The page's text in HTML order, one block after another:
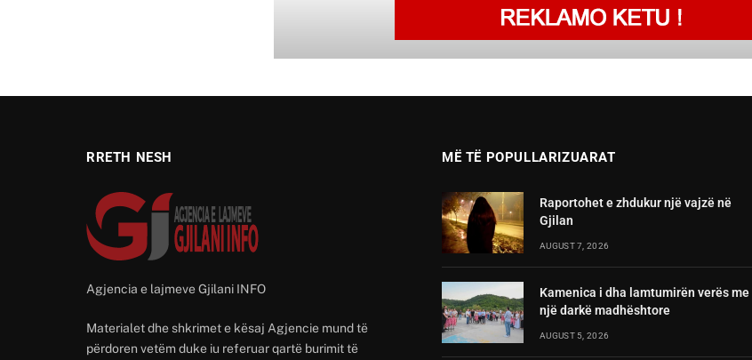
RRETH NESH
Agjencia e lajmeve Gjilani INFO
Materialet dhe shkrimet e kësaj Agjencie mund të
përdoren vetëm duke iu referuar qartë burimit të
MË TË POPULLARIZUARAT
Raportohet e zhdukur një vajzë në
Gjilan
AUGUST 7, 2026
Kamenica i dha lamtumirën verës me
një darkë madhështore
AUGUST 5, 2026